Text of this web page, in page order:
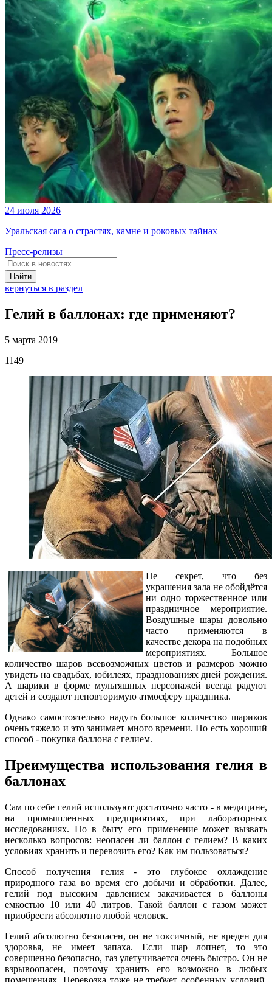
24 июля 2026
Уральская сага о страстях, камне и роковых тайнах
Пресс-релизы
Найти
вернуться в раздел
Гелий в баллонах: где применяют?
5 марта 2019
1149
Не секрет, что без
украшения зала не обойдётся
ни одно торжественное или
праздничное мероприятие.
Воздушные шары довольно
часто применяются в
качестве декора на подобных
мероприятиях. Большое
количество шаров всевозможных цветов и размеров можно
увидеть на свадьбах, юбилеях, празднованиях дней рождения.
А шарики в форме мультяшных персонажей всегда радуют
детей и создают неповторимую атмосферу праздника.
Однако самостоятельно надуть большое количество шариков
очень тяжело и это занимает много времени. Но есть хороший
способ - покупка баллона с гелием.
Преимущества использования гелия в
баллонах
Сам по себе гелий используют достаточно часто - в медицине,
на промышленных предприятиях, при лабораторных
исследованиях. Но в быту его применение может вызвать
несколько вопросов: неопасен ли баллон с гелием? В каких
условиях хранить и перевозить его? Как им пользоваться?
Способ получения гелия - это глубокое охлаждение
природного газа во время его добычи и обработки. Далее,
гелий под высоким давлением закачивается в баллоны
емкостью 10 или 40 литров. Такой баллон с газом может
приобрести абсолютно любой человек.
Гелий абсолютно безопасен, он не токсичный, не вреден для
здоровья, не имеет запаха. Если шар лопнет, то это
совершенно безопасно, газ улетучивается очень быстро. Он не
взрывоопасен, поэтому хранить его возможно в любых
помещениях. Перевозка тоже не требует особенных условий.